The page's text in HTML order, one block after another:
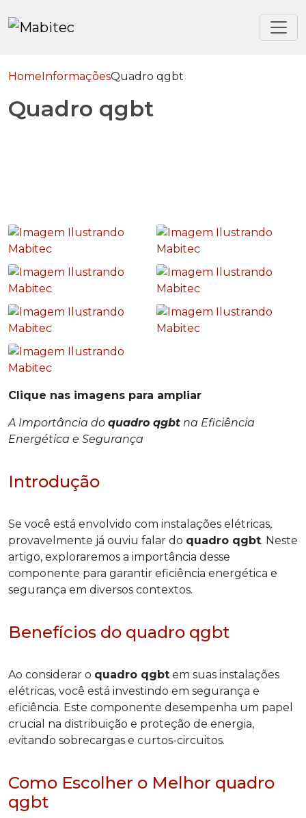
HomeInformaçõesQuadro qgbt
Quadro qgbt
Clique nas imagens para ampliar
A Importância do quadro qgbt na Eficiência
Energética e Segurança
Introdução
Se você está envolvido com instalações elétricas,
provavelmente já ouviu falar do quadro qgbt. Neste
artigo, exploraremos a importância desse
componente para garantir eficiência energética e
segurança em diversos contextos.
Benefícios do quadro qgbt
Ao considerar o quadro qgbt em suas instalações
elétricas, você está investindo em segurança e
eficiência. Este componente desempenha um papel
crucial na distribuição e proteção de energia,
evitando sobrecargas e curtos-circuitos.
Como Escolher o Melhor quadro
qgbt